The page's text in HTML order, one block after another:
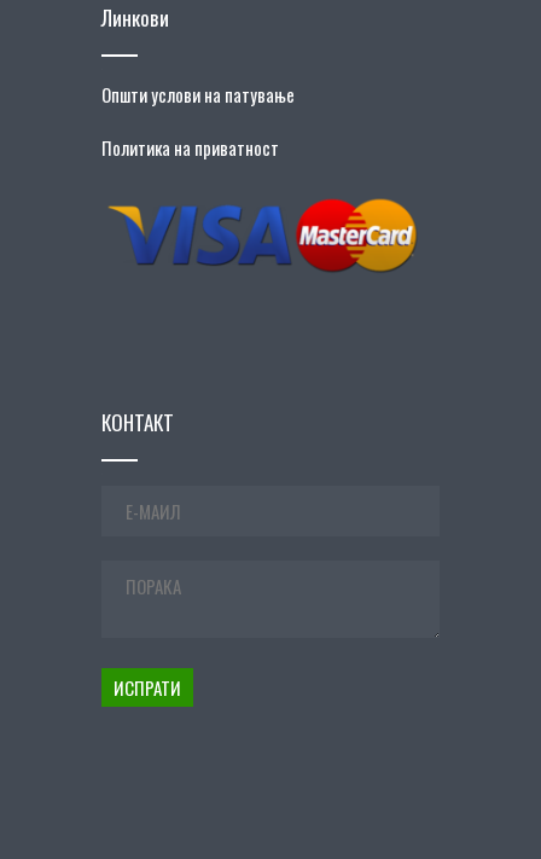
Линкови
Општи услови на патување
Политика на приватност
КОНТАКТ